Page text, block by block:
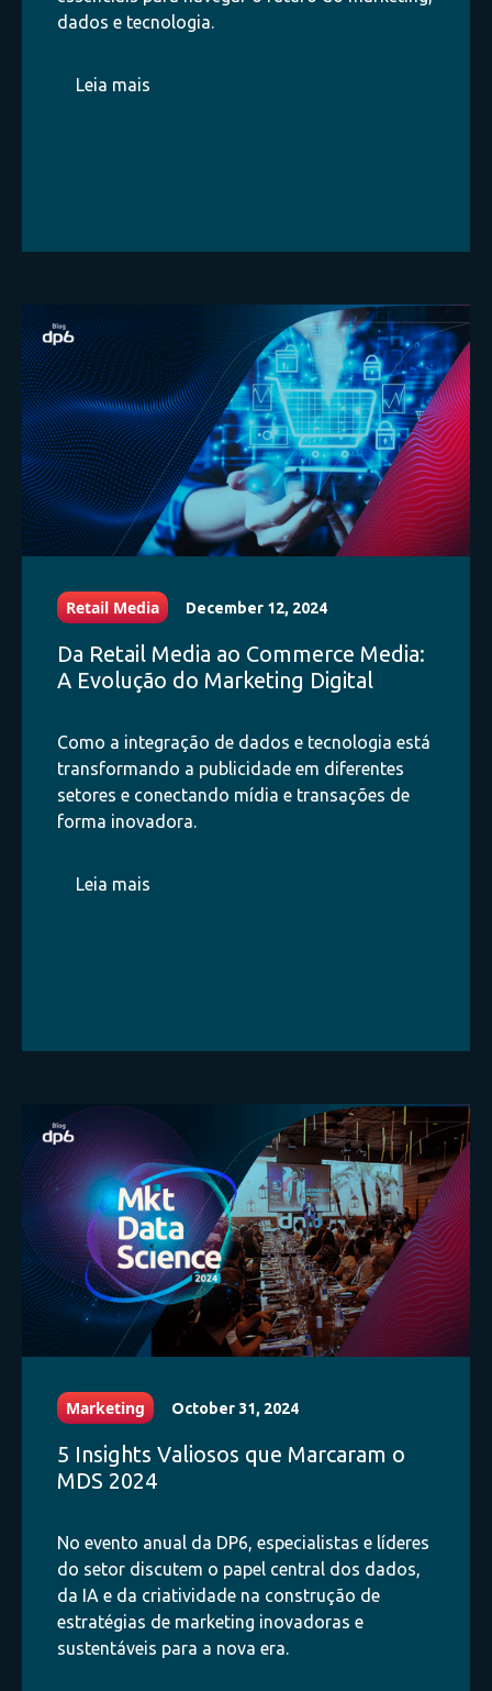
dados e tecnologia.
Leia mais
Retail Media December 12, 2024
Da Retail Media ao Commerce Media:
A Evolução do Marketing Digital
Como a integração de dados e tecnologia está
transformando a publicidade em diferentes
setores e conectando mídia e transações de
forma inovadora.
Leia mais
Marketing October 31, 2024
5 Insights Valiosos que Marcaram o
MDS 2024
No evento anual da DP6, especialistas e líderes
do setor discutem o papel central dos dados,
da IA e da criatividade na construção de
estratégias de marketing inovadoras e
sustentáveis para a nova era.